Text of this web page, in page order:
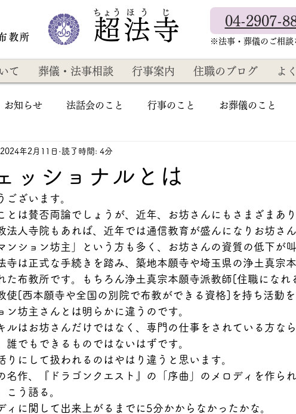
教所 超法寺
​ちょう ほ う じ
04-2907-
​※法事・葬儀のご相談
て 葬儀・法事相談 行事案内 住職のブログ よ
お知らせ 法話会のこと 行事のこと お葬儀のこと
ッショナルとは
2024年2月11日 読了時間: 4分
ございます。
とは賛否両論でしょうが、近年、お坊さんにもさまざまあり
法人寺院もあれば、近年では通信教育が盛んになりお坊さ
ンション坊主」という方も多く、お坊さんの資質の低下が
寺は正式な手続きを踏み、築地本願寺や埼玉県の浄土真宗
た布教所です。もちろん浄土真宗本願寺派教師[住職になれ
使[西本願寺や全国の別院で布教ができる資格]を持ち活動を
ン坊主さんとは明らかに違うのです。
ルはお坊さんだけではなく、専門の仕事をされている方な
誰でもできるものではないはずです。
りにして扱われるのはやはり違うと思います。
名作、『ドラゴンクエスト』の「序曲」のメロディを作ら
こう語る。
ィに関して出来上がるまでに5分かからなかったかな。